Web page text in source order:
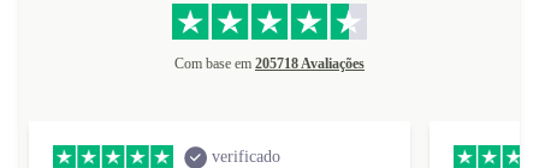
Com base em 205718 Avaliações
verificado